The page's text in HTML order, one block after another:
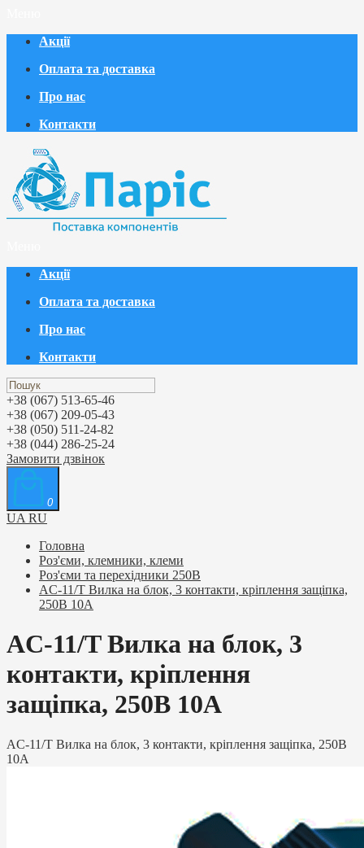
Акції
Оплата та доставка
Про нас
Контакти
Акції
Оплата та доставка
Про нас
Контакти
+38 (067) 513-65-46
+38 (067) 209-05-43
+38 (050) 511-24-82
+38 (044) 286-25-24
Замовити дзвінок
0
UA RU
Головна
Роз'єми, клемники, клеми
Роз'єми та перехідники 250В
AC-11/T Вилка на блок, 3 контакти, кріплення защіпка,
250В 10А
AC-11/T Вилка на блок, 3
контакти, кріплення
защіпка, 250В 10А
AC-11/T Вилка на блок, 3 контакти, кріплення защіпка, 250В
10А